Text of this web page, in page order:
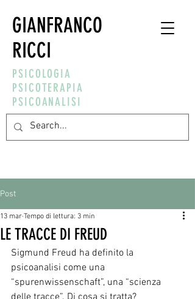
GIANFRANCO
RICCI
PSICOLOGIA
PSICOTERAPIA
PSICOANALISI
Post
LE TRACCE DI FREUD
13 mar Tempo di lettura: 3 min
Sigmund Freud ha definito la
psicoanalisi come una
“spurenwissenschaft”, una “scienza